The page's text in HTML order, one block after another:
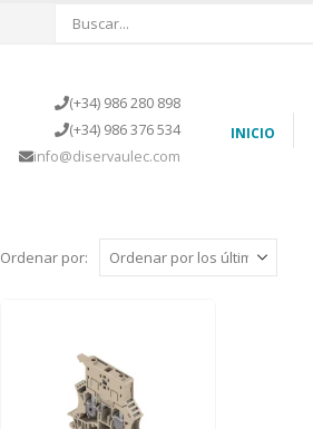
(+34) 986 280 898
(+34) 986 376 534
info@diservaulec.com
INICIO
Ordenar por: